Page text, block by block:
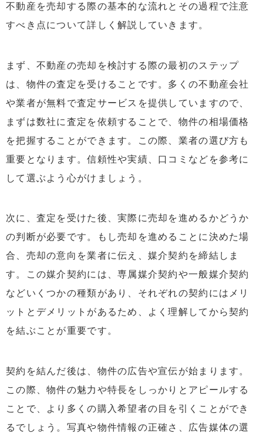
不動産を売却する際の基本的な流れとその過程で注意
すべき点について詳しく解説していきます。
まず、不動産の売却を検討する際の最初のステップ
は、物件の査定を受けることです。多くの不動産会社
や業者が無料で査定サービスを提供していますので、
まずは数社に査定を依頼することで、物件の相場価格
を把握することができます。この際、業者の選び方も
重要となります。信頼性や実績、口コミなどを参考に
して選ぶよう心がけましょう。
次に、査定を受けた後、実際に売却を進めるかどうか
の判断が必要です。もし売却を進めることに決めた場
合、売却の意向を業者に伝え、媒介契約を締結しま
す。この媒介契約には、専属媒介契約や一般媒介契約
などいくつかの種類があり、それぞれの契約にはメリ
ットとデメリットがあるため、よく理解してから契約
を結ぶことが重要です。
契約を結んだ後は、物件の広告や宣伝が始まります。
この際、物件の魅力や特長をしっかりとアピールする
ことで、より多くの購入希望者の目を引くことができ
るでしょう。写真や物件情報の正確さ、広告媒体の選